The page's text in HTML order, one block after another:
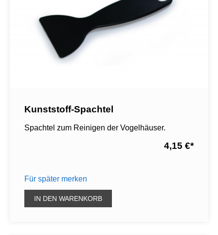
Kunststoff-Spachtel
Spachtel zum Reinigen der Vogelhäuser.
4,15 €*
Für später merken
IN DEN WARENKORB